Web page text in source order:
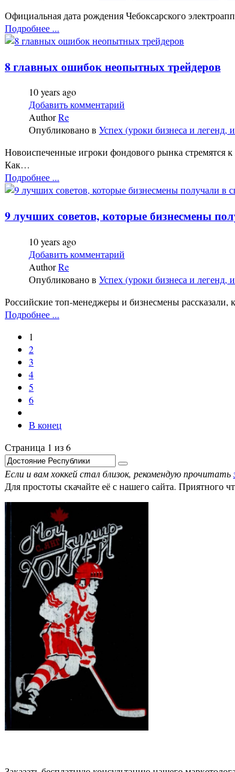
Официальная дата рождения Чебоксарского
Подробнее ...
8 главных ошибок неопытных трейдеров
10 years ago
Добавить комментарий
AuthorRe
Опубликовано в Успех (уроки бизнеса и легенд,
Новоиспеченные игроки фондового рынка
Как…
Подробнее ...
9 лучших советов, которые бизнесмены
10 years ago
Добавить комментарий
AuthorRe
Опубликовано в Успех (уроки бизнеса и легенд,
Российские топ-менеджеры и бизнесмены
Подробнее ...
1
2
3
4
5
6
В конец
Страница 1 из 6
Если и вам хоккей стал близок, рекомендую прочитать
Для простоты скачайте её с нашего сайта. Приятного